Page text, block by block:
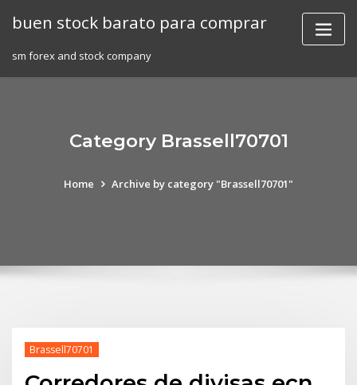
buen stock barato para comprar
sm forex and stock company
Category Brassell70701
Home Archive by category "Brassell70701"
Brassell70701